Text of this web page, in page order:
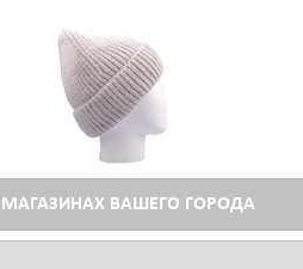
МАГАЗИНАХ ВАШЕГО ГОРОДА